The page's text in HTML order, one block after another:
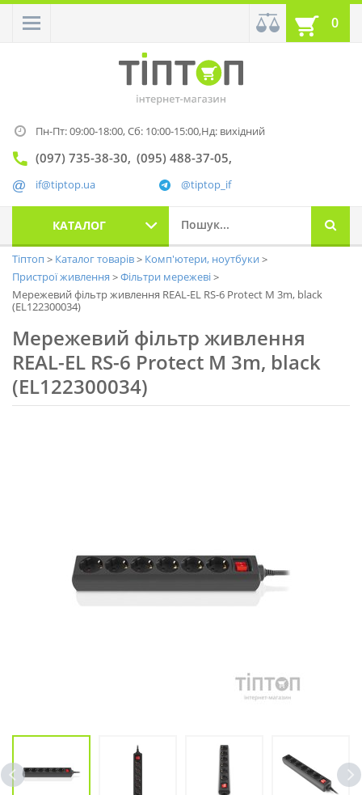
0
Пн-Пт: 09:00-18:00,Сб: 10:00-15:00,Нд: вихідний
(097) 735-38-30 (095) 488-37-05
@tiptop_if
if@tiptop.ua
КАТАЛОГ
Тіптоп Каталог товарів
Комп'ютери, ноутбуки
Пристрої живлення
Фільтри мережеві
Мережевий фільтр живлення REAL-EL RS-6 Protect M 3m, black
(EL122300034)
Мережевий фільтр живлення
REAL-EL RS-6 Protect M 3m, black
(EL122300034)